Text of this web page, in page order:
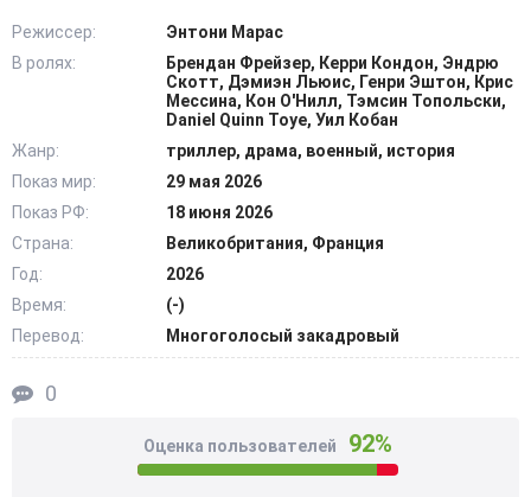
будет ли начата самая масштабная морская операция.
Но в этом случае от подводит тысячи солдат под
невероятный риск. Если же операцию отложить, их
кампания будет провальный. Эффект внезапности
потеряется, что повысит шансы соперника. Все
присутствующие в штабе испытывают колоссальное
эмоциональное давление. И каждый из них понимает
цену ошибки. Промедление будет стоить победы, ну а
риск может принести куда большие жертвы среди своих.
@Filmix.fan
Режиссер:
Энтони Марас
В ролях:
Брендан Фрейзер, Керри Кондон, Эндрю
Скотт, Дэмиэн Льюис, Генри Эштон, Крис
Мессина, Кон О'Нилл, Тэмсин Топольски,
Daniel Quinn Toye, Уил Кобан
Жанр:
триллер, драма, военный, история
Показ мир:
29 мая 2026
Показ РФ:
18 июня 2026
Страна:
Великобритания, Франция
Год:
2026
Время:
(-)
Перевод:
Многоголосый закадровый
0
Оценка пользователей 92%